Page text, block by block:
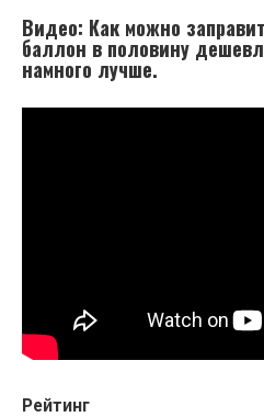
Видео: Как можно
баллон в половину
намного лучше.
Рейтинг